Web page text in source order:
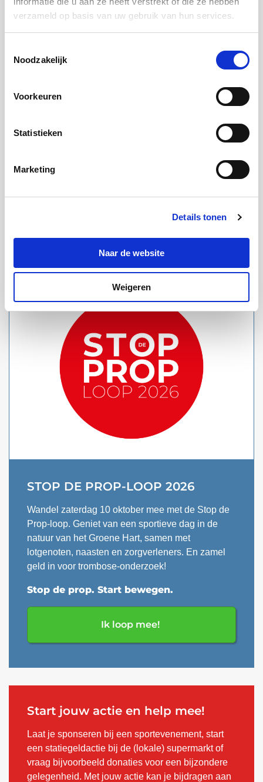
verzameld op basis van uw gebruik van hun services.
Noodzakelijk
Voorkeuren
Statistieken
Marketing
Details tonen
Naar de website
Weigeren
STOP DE PROP-LOOP 2026
Wandel zaterdag 10 oktober mee met de Stop de
Prop-loop. Geniet van een sportieve dag in de
natuur van het Groene Hart, samen met
lotgenoten, naasten en zorgverleners. En zamel
geld in voor trombose-onderzoek!
Stop de prop. Start bewegen.
Ik loop mee!
Start jouw actie en help mee!
Laat je sponseren bij een sportevenement, start
een statiegeldactie bij de (lokale) supermarkt of
vraag bijvoorbeeld donaties voor een bijzondere
gelegenheid. Met jouw actie kan je bijdragen aan